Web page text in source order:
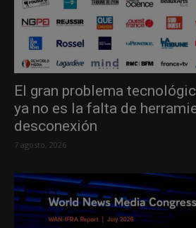
El gran problema
ya no es la falta de
desconexión
7 agosto, 2026